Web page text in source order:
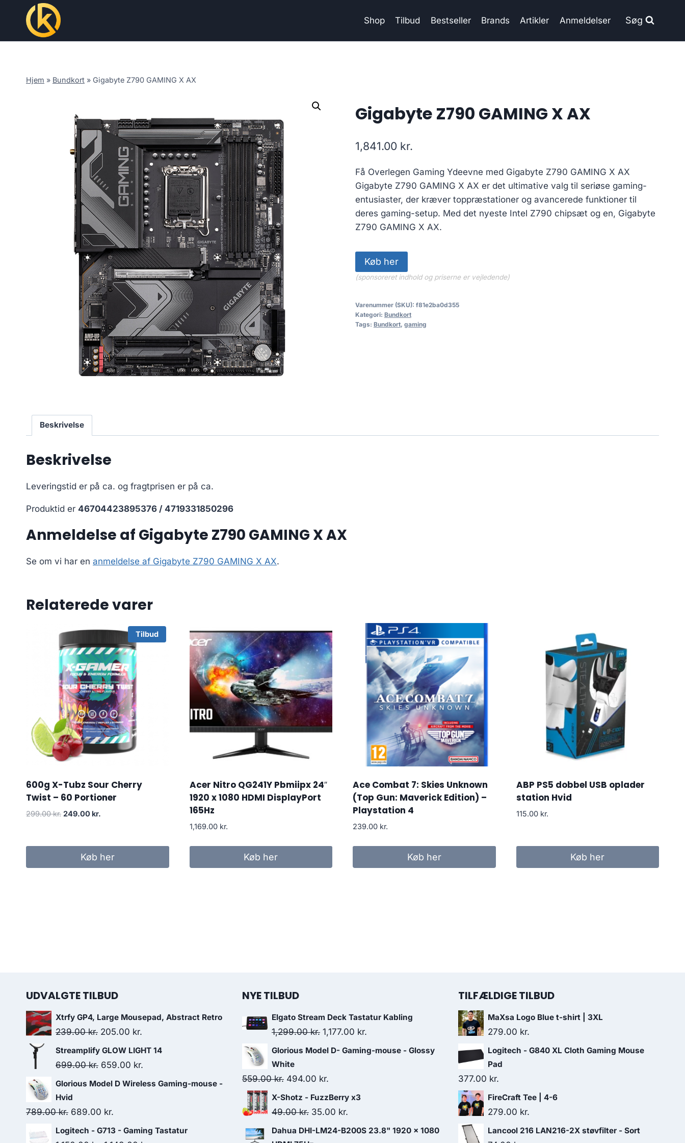
content
Shop Tilbud Bestseller Brands Artikler Anmeldelser Søg
Hjem » Bundkort » Gigabyte Z790 GAMING X AX
Gigabyte Z790 GAMING X AX
1,841.00 kr.
Få Overlegen Gaming Ydeevne med Gigabyte Z790 GAMING X AX
Gigabyte Z790 GAMING X AX er det ultimative valg til seriøse gaming-
entusiaster, der kræver toppræstationer og avancerede funktioner til
deres gaming-setup. Med det nyeste Intel Z790 chipsæt og en, Gigabyte
Z790 GAMING X AX.
Køb her
(sponsoreret indhold og priserne er vejledende)
Varenummer (SKU): f81e2ba0d355
Kategori: Bundkort
Tags: Bundkort, gaming
Beskrivelse
Beskrivelse
Leveringstid er på ca. og fragtprisen er på ca.
Produktid er 46704423895376 / 4719331850296
Anmeldelse af Gigabyte Z790 GAMING X AX
Se om vi har en anmeldelse af Gigabyte Z790 GAMING X AX.
Relaterede varer
Tilbud
600g X-Tubz Sour Cherry
Twist – 60 Portioner
299.00kr. Original
299.00 kr..
249.00 kr.
249.00 kr..
Køb her
Acer Nitro QG241Y Pbmiipx 24″
1920 x 1080 HDMI DisplayPort
165Hz
1,169.00 kr.
Køb her
Ace Combat 7: Skies Unknown
(Top Gun: Maverick Edition) –
Playstation 4
239.00 kr.
Køb her
ABP PS5 dobbel USB oplader
station Hvid
115.00 kr.
Køb her
UDVALGTE TILBUD
Xtrfy GP4, Large Mousepad, Abstract Retro
239.00kr. Original
price
was:
205.00 kr.
price
Streamplify GLOW LIGHT 14
699.00kr. Original
price
699.00 kr..
659.00 kr.
price
Glorious Model D Wireless Gaming-mouse -
Hvid
789.00kr. Original
price
689.00 kr.
price
Logitech - G713 - Gaming Tastatur
NYE TILBUD
Elgato Stream Deck Tastatur Kabling
1,299.00kr. Original
price
1,299.00 kr..
1,177.00 kr.
price
Glorious Model D- Gaming-mouse - Glossy
White
559.00kr. Original
price
was:
494.00 kr.
price
is:
X-Shotz - FuzzBerry x3
49.00kr. Original
price
35.00 kr.
price
Dahua DHI-LM24-B200S 23.8" 1920 x 1080
TILFÆLDIGE TILBUD
MaXsa Logo Blue t-shirt | 3XL
279.00 kr.
Logitech - G840 XL Cloth Gaming Mouse
Pad
377.00 kr.
FireCraft Tee | 4-6
279.00 kr.
Lancool 216 LAN216-2X støvfilter - Sort